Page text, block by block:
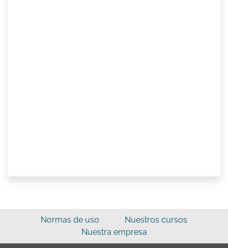
Normas de uso
Nuestros cursos
Nuestra empresa